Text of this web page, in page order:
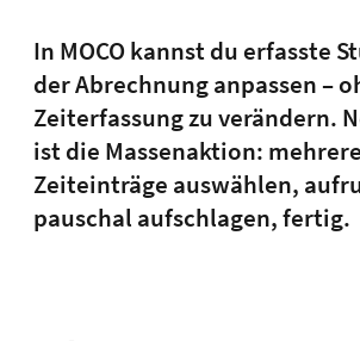
In MOCO kannst du erfasste
der Abrechnung anpassen –
Zeiterfassung zu verändern.
ist die Massenaktion: mehrere
Zeiteinträge auswählen,
pauschal aufschlagen, fertig.